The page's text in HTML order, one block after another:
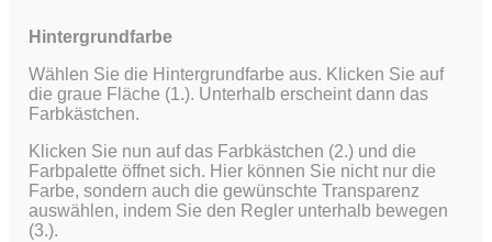
Hintergrundfarbe
Wählen Sie die Hintergrundfarbe aus. Klicken Sie auf
die graue Fläche (1.). Unterhalb erscheint dann das
Farbkästchen.
Klicken Sie nun auf das Farbkästchen (2.) und die
Farbpalette öffnet sich. Hier können Sie nicht nur die
Farbe, sondern auch die gewünschte Transparenz
auswählen, indem Sie den Regler unterhalb bewegen
(3.).